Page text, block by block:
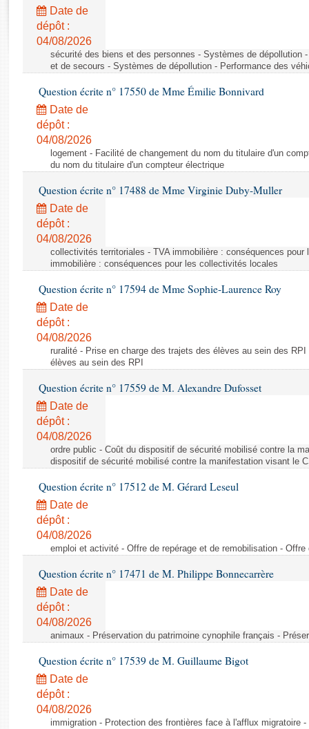
Rapports législatifs
Rapports sur l'application des lois
Baromètre de l’application des lois
Dossiers législatifs
Budget et sécurité sociale
Questions écrites et orales
Comptes rendus des débats
Date de
dépôt :
04/08/2026
sécurité des biens et des personnes - Systèmes de dépollution
et de secours - Systèmes de dépollution - Performance des
Question écrite n° 17550 de Mme Émilie Bonnivard
Date de
dépôt :
04/08/2026
logement - Facilité de changement du nom du titulaire d'un
du nom du titulaire d'un compteur électrique
Question écrite n° 17488 de Mme Virginie Duby-Muller
Date de
dépôt :
04/08/2026
collectivités territoriales - TVA immobilière : conséquences
immobilière : conséquences pour les collectivités locales
Question écrite n° 17594 de Mme Sophie-Laurence Roy
Date de
dépôt :
04/08/2026
ruralité - Prise en charge des trajets des élèves au sein des
élèves au sein des RPI
Question écrite n° 17559 de M. Alexandre Dufosset
Date de
dépôt :
04/08/2026
ordre public - Coût du dispositif de sécurité mobilisé contre la
dispositif de sécurité mobilisé contre la manifestation visant le
Question écrite n° 17512 de M. Gérard Leseul
Date de
dépôt :
04/08/2026
emploi et activité - Offre de repérage et de remobilisation -
Question écrite n° 17471 de M. Philippe Bonnecarrère
Date de
dépôt :
04/08/2026
animaux - Préservation du patrimoine cynophile français -
Question écrite n° 17539 de M. Guillaume Bigot
Date de
dépôt :
04/08/2026
immigration - Protection des frontières face à l'afflux migratoire